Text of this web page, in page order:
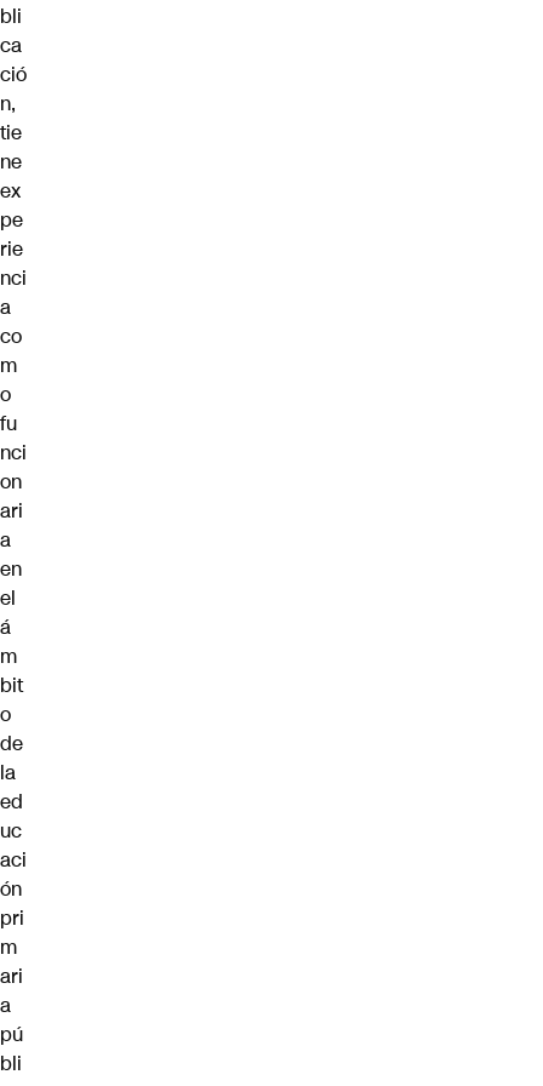
bli
ca
ció
n,
tie
ne
ex
pe
rie
nci
a
co
m
o
fu
nci
on
ari
a
en
el
á
m
bit
o
de
la
ed
uc
aci
ón
pri
m
ari
a
pú
bli